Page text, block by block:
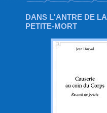
DANS L'ANTRE DE LA
PETITE-MORT